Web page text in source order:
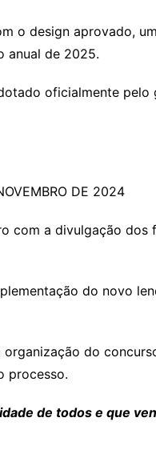
design aprovado,
anual de 2025.
oficialmente pelo
DE 2024
a divulgação dos
do novo
organização do
processo.
de todos e que